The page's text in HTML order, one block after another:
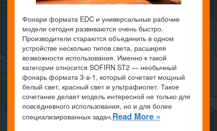
Фонари формата EDC и универсальные рабочие
модели сегодня развиваются очень быстро.
Производители стараются объединить в одном
устройстве несколько типов света, расширяя
возможности использования. Именно к такой
категории относится SOFIRN ST2 — необычный
фонарь формата 3-в-1, который сочетает мощный
белый свет, красный свет и ультрафиолет. Такое
сочетание делает модель интересной не только для
повседневного использования, но и для более
специализированных задач.Read More »